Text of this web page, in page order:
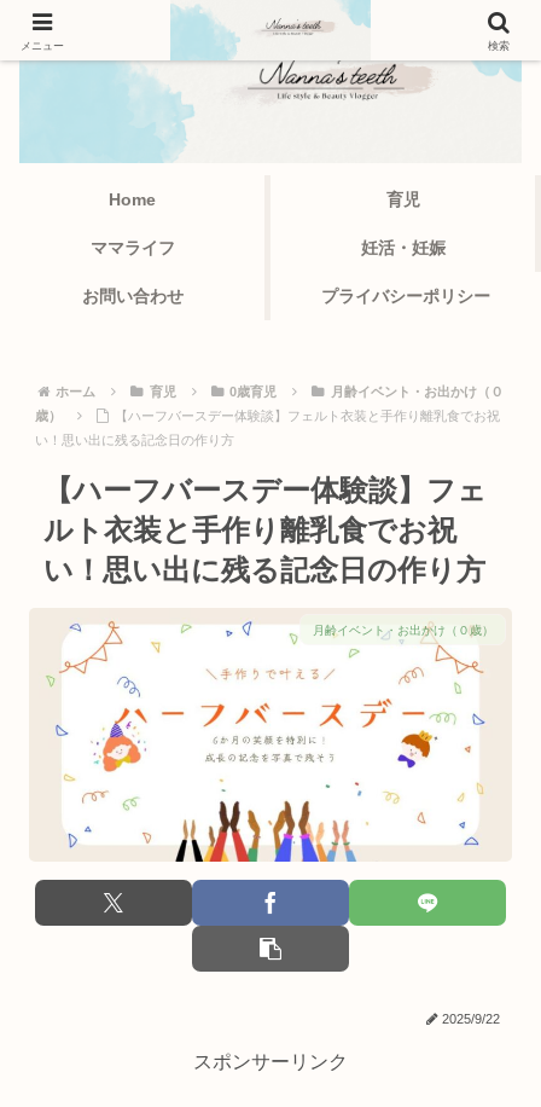
Home 育児
ママライフ 妊活・妊娠
お問い合わせ プライバシーポリシー
ホーム 育児 0歳育児
月齢イベント・お出かけ（０
歳）
【ハーフバースデー体験談】フェルト衣装と手作り離乳食でお祝
い！思い出に残る記念日の作り方
【ハーフバースデー体験談】フェ
ルト衣装と手作り離乳食でお祝
い！思い出に残る記念日の作り方
月齢イベント・お出かけ（０歳）
2025/9/22
スポンサーリンク
メニュー 検索